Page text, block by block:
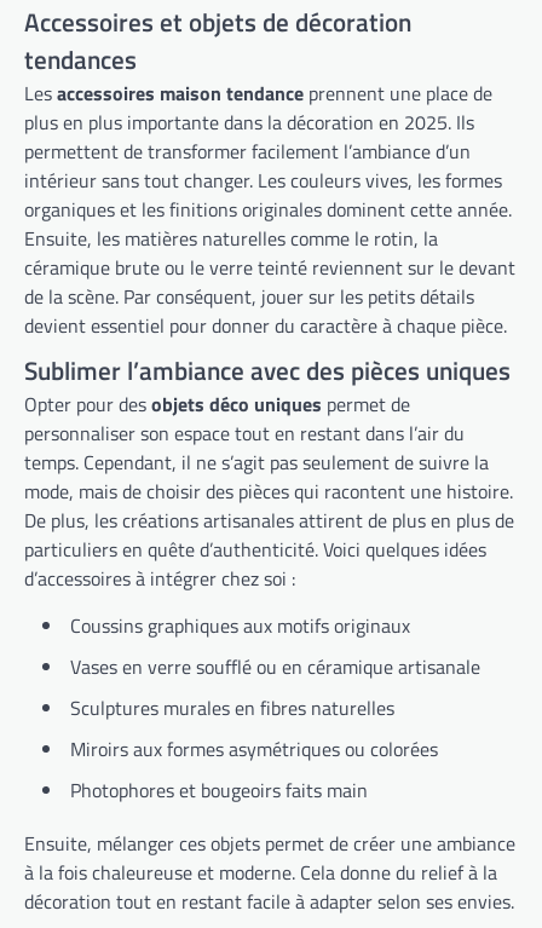
Accessoires et objets de décoration
tendances
Lesaccessoires maison tendance prennent une place de
plus en plus importante dans la décoration en 2025. Ils
permettent de transformer facilement l’ambiance d’un
intérieur sans tout changer. Les couleurs vives, les formes
organiques et les finitions originales dominent cette année.
Ensuite, les matières naturelles comme le rotin, la
céramique brute ou le verre teinté reviennent sur le devant
de la scène. Par conséquent, jouer sur les petits détails
devient essentiel pour donner du caractère à chaque pièce.
Sublimer l’ambiance avec des pièces uniques
Opter pour desobjets déco uniques permet de
personnaliser son espace tout en restant dans l’air du
temps. Cependant, il ne s’agit pas seulement de suivre la
mode, mais de choisir des pièces qui racontent une histoire.
De plus, les créations artisanales attirent de plus en plus de
particuliers en quête d’authenticité. Voici quelques idées
d’accessoires à intégrer chez soi :
Coussins graphiques aux motifs originaux
Vases en verre soufflé ou en céramique artisanale
Sculptures murales en fibres naturelles
Miroirs aux formes asymétriques ou colorées
Photophores et bougeoirs faits main
Ensuite, mélanger ces objets permet de créer une ambiance
à la fois chaleureuse et moderne. Cela donne du relief à la
décoration tout en restant facile à adapter selon ses envies.